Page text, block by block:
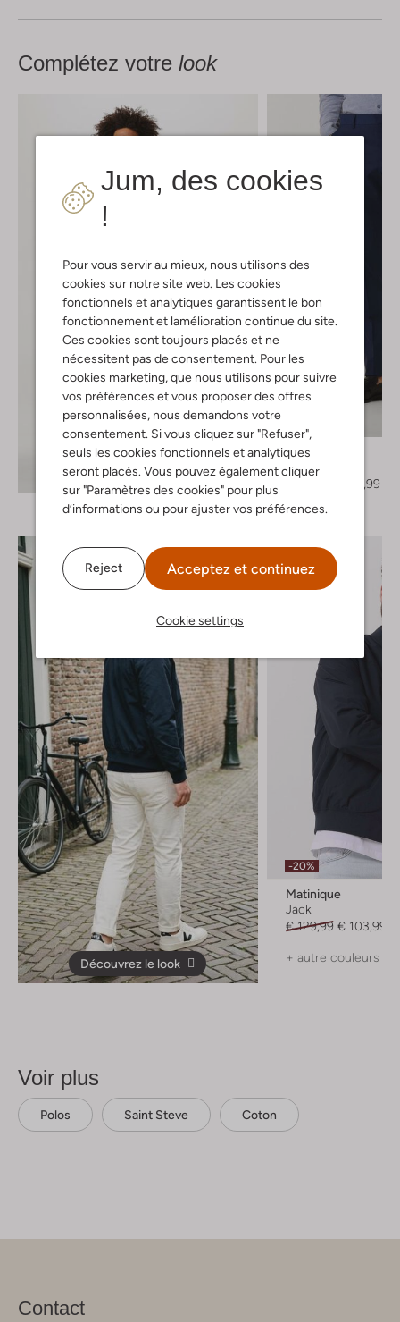
Jum, des cookies
!
Pour vous servir au mieux, nous utilisons des
cookies sur notre site web. Les cookies
fonctionnels et analytiques garantissent le bon
fonctionnement et lamélioration continue du site.
Ces cookies sont toujours placés et ne
nécessitent pas de consentement. Pour les
cookies marketing, que nous utilisons pour suivre
vos préférences et vous proposer des offres
personnalisées, nous demandons votre
consentement. Si vous cliquez sur "Refuser",
seuls les cookies fonctionnels et analytiques
seront placés. Vous pouvez également cliquer
sur "Paramètres des cookies" pour plus
d’informations ou pour ajuster vos préférences.
Reject Acceptez et continuez
Cookie settings
Complétez votre look
Découvrez le look
Matinique
Pantalon
€ 55,99
Découvrez le look
-20%
Matinique
Jack
€ 129,99 € 103,99
+ autre couleurs
Voir plus
Polos Saint Steve Coton
Contact